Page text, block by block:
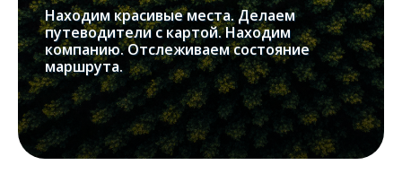
Находим красивые места. Делаем
путеводители с картой. Находим
компанию. Отслеживаем состояние
маршрута.